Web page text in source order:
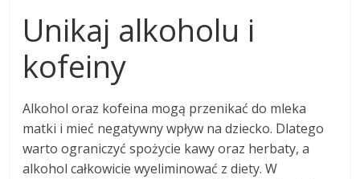
Unikaj alkoholu i
kofeiny
Alkohol oraz kofeina mogą przenikać do mleka
matki i mieć negatywny wpływ na dziecko. Dlatego
warto ograniczyć spożycie kawy oraz herbaty, a
alkohol całkowicie wyeliminować z diety. W